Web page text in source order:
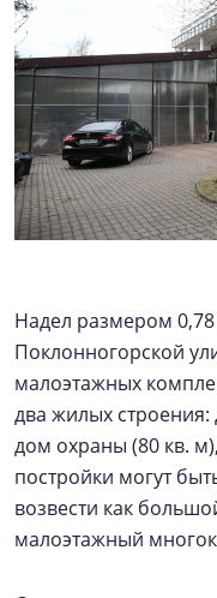
Надел размером 0,78
Поклонногорской
малоэтажных
два жилых
дом охраны (80 кв.
постройки могут
возвести как
малоэтажный